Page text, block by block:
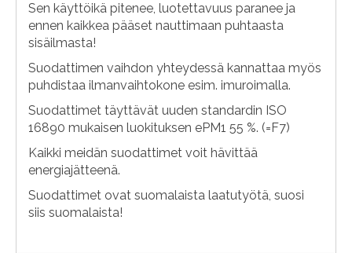
Sen käyttöikä pitenee, luotettavuus paranee ja
ennen kaikkea pääset nauttimaan puhtaasta
sisäilmasta!
Suodattimen vaihdon yhteydessä kannattaa myös
puhdistaa ilmanvaihtokone esim. imuroimalla.
Suodattimet täyttävät uuden standardin ISO
16890 mukaisen luokituksen ePM1 55 %. (=F7)
Kaikki meidän suodattimet voit hävittää
energiajätteenä.
Suodattimet ovat suomalaista laatutyötä, suosi
siis suomalaista!